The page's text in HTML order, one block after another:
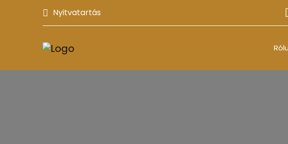
Nyitvatartás